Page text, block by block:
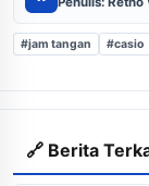
#jam tangan #casio
🔗 Berita